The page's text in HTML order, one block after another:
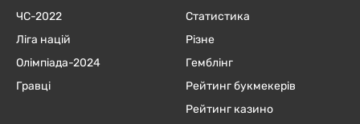
ЧC-2022
Ліга націй
Олімпіада-2024
Гравці
Статистика
Різне
Гемблінг
Рейтинг букмекерів
Рейтинг казино